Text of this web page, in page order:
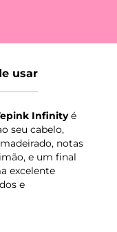
usar
Infinityé
seu cabelo,
notas
e um final
excelente
e